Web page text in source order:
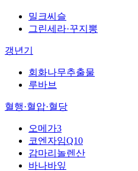
밀크씨슬
그린세라·꾸지뽕
갱년기
회화나무추출물
루바브
혈행·혈압·혈당
오메가3
코엔자임Q10
감마리놀렌산
바나바잎